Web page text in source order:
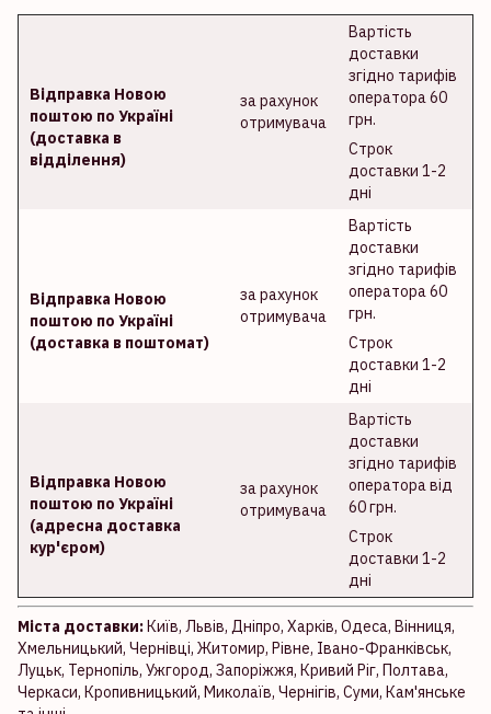
Відправка Новою
поштою по Україні
(доставка в
відділення)
за рахунок
отримувача
Вартість
доставки
згідно тарифів
оператора 60
грн.
Строк
доставки 1-2
дні
Відправка Новою
поштою по Україні
(доставка в поштомат)
за рахунок
отримувача
Вартість
доставки
згідно тарифів
оператора 60
грн.
Строк
доставки 1-2
дні
Відправка Новою
поштою по Україні
(адресна доставка
кур'єром)
за рахунок
отримувача
Вартість
доставки
згідно тарифів
оператора від
60 грн.
Строк
доставки 1-2
дні
Міста доставки:Київ, Львів, Дніпро, Харків, Одеса, Вінниця,
Хмельницький, Чернівці, Житомир, Рівне, Івано-Франківськ,
Луцьк, Тернопіль, Ужгород, Запоріжжя, Кривий Ріг, Полтава,
Черкаси, Кропивницький, Миколаїв, Чернігів, Суми, Кам'янське